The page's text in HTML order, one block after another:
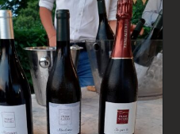
di
Romagna
e
la
Fattoria
Monticino